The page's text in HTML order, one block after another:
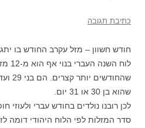
כתיבת תגובה
חודש חשוון – מזל עקרב החודש בו
לוח
שהוא בן 30 או 31 יום.
לכן רובנו נולדים בחודש עברי ולעוזי
סדר המזלות לפי הלוח היהודי דומה